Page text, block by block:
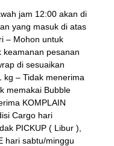
jam 12:00 akan di
yang masuk di atas
– Mohon untuk
keamanan pesanan
di sesuaikan
– Tidak menerima
memakai Bubble
KOMPLAIN
Cargo hari
PICKUP ( Libur ),
hari sabtu/minggu